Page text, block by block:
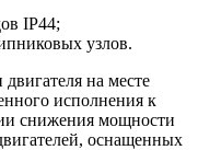
IP44;
узлов.
на месте
исполнения к
снижения мощности
оснащенных